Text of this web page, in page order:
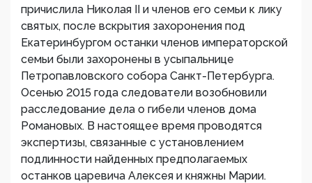
причислила Николая II и членов его семьи к лику
святых, после вскрытия захоронения под
Екатеринбургом останки членов императорской
семьи были захоронены в усыпальнице
Петропавловского собора Санкт-Петербурга.
Осенью 2015 года следователи возобновили
расследование дела о гибели членов дома
Романовых. В настоящее время проводятся
экспертизы, связанные с установлением
подлинности найденных предполагаемых
останков царевича Алексея и княжны Марии.